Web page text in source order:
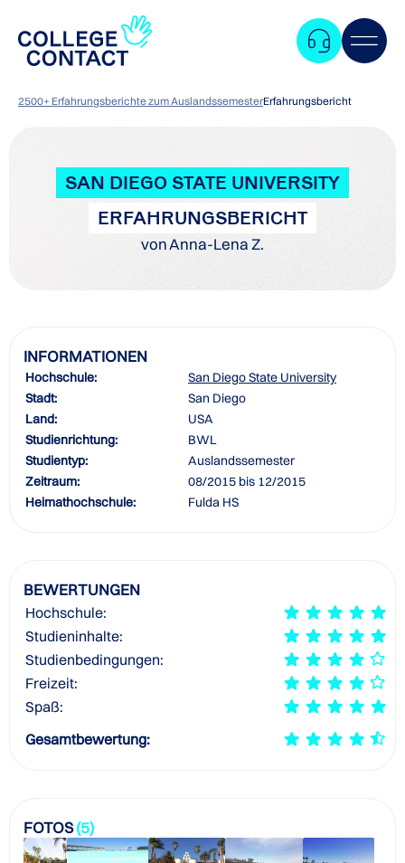
2500+ Erfahrungsberichte zum AuslandssemesterErfahrungsbericht
SAN DIEGO STATE UNIVERSITY
ERFAHRUNGSBERICHT
von Anna-Lena Z.
INFORMATIONEN
Hochschule:
San Diego State University
Stadt:
San Diego
Land:
USA
Studienrichtung:
BWL
Studientyp:
Auslandssemester
Zeitraum:
08/2015 bis 12/2015
Heimathochschule:
Fulda HS
BEWERTUNGEN
Hochschule:
Studieninhalte:
Studienbedingungen:
Freizeit:
Spaß:
Gesamtbewertung:
FOTOS(5)